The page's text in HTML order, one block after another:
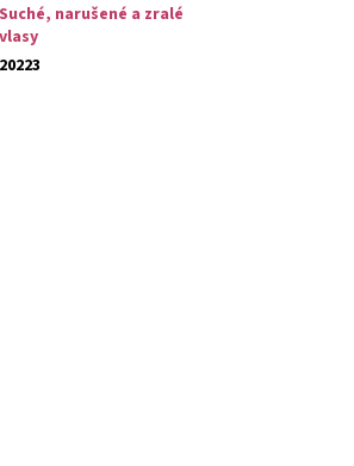
Suché, narušené a zralé
vlasy
20223